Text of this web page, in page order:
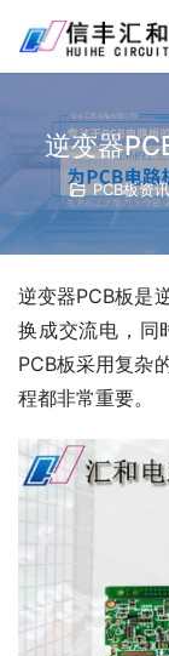
逆变器
PCB板资讯
逆变器PCB板是
换成交流电，同
PCB板采用复杂
程都非常重要。